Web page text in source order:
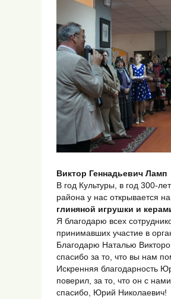
Виктор Геннадьевич Ламп
В год Культуры, в год 300-
района у нас открывается
глиняной игрушки и
Я благодарю всех
принимавших участие в
Благодарю Наталью
спасибо за то, что вы нам
Искренняя благодарность
поверил, за то, что он с
спасибо, Юрий Николаевич!